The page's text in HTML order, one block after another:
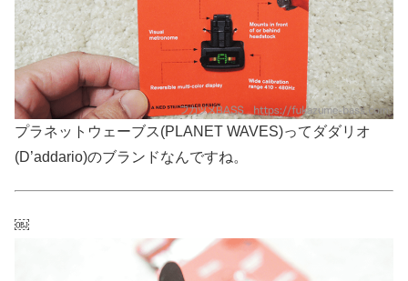
プラネットウェーブス(PLANET WAVES)ってダダリオ
(D’addario)のブランドなんですね。
￼